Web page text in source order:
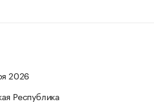
2026
Республика